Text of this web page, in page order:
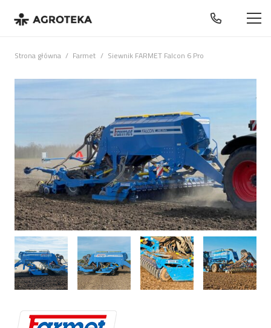
Strona główna / Farmet / Siewnik FARMET Falcon 6 Pro